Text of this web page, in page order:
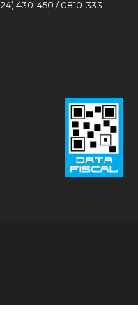
430-450 / 0810-333-